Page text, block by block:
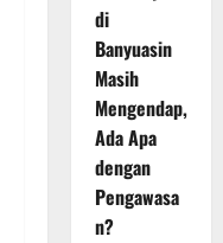
di
Banyuasin
Masih
Mengendap,
Ada Apa
dengan
Pengawasa
n?